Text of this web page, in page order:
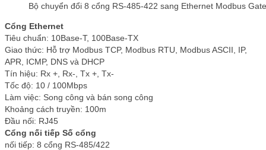
Bộ chuyển đổi 8 cổng RS-485-422 sang Ethernet Modbus
Cổng Ethernet
Tiêu chuẩn: 10Base-T, 100Base-TX
Giao thức: Hỗ trợ Modbus TCP, Modbus RTU, Modbus ASCII, IP,
APR, ICMP, DNS và DHCP
Tín hiệu: Rx +, Rx-, Tx +, Tx-
Tốc độ: 10 / 100Mbps
Làm việc: Song công và bán song công
Khoảng cách truyền: 100m
Đầu nối: RJ45
Cổng nối tiếp Số cổng
nối tiếp: 8 cổng RS-485/422